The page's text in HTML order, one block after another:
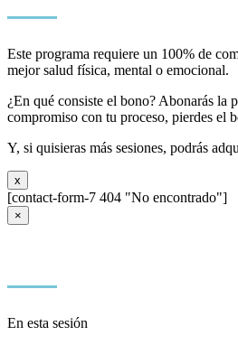
Este programa requiere un 100% de
mejor salud física, mental o emocional.
¿En qué consiste el bono? Abonarás la
compromiso con tu proceso, pierdes el
Y, si quisieras más sesiones, podrás
x
[contact-form-7 404 "No encontrado"]
×
En esta sesión